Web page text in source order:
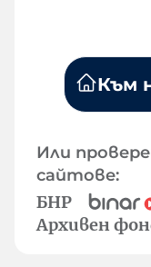
Към
Или
сайтове:
БНР
Архивен